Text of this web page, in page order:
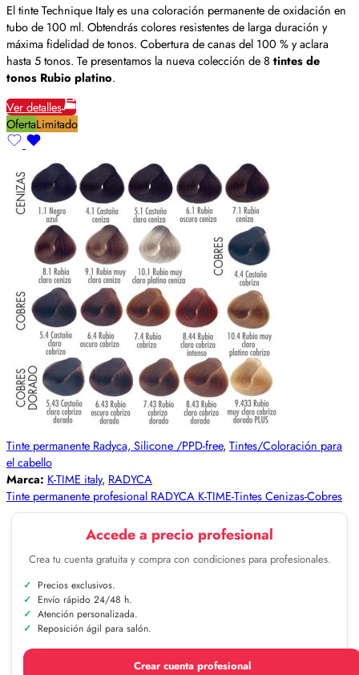
El tinte Technique Italy es una coloración permanente de oxidación en
tubo de 100 ml. Obtendrás colores resistentes de larga duración y
máxima fidelidad de tonos. Cobertura de canas del 100 % y aclara
hasta 5 tonos. Te presentamos la nueva colección de 8 tintes de
tonos Rubio platino.
Ver detalles
OfertaLimitado
Tinte permanente Radyca, Silicone /PPD-free, Tintes/Coloración para
el cabello
Marca: K-TIME italy, RADYCA
Tinte permanente profesional RADYCA K-TIME-Tintes Cenizas-Cobres
Accede a precio profesional
Crea tu cuenta gratuita y compra con condiciones para profesionales.
Precios exclusivos.
Envío rápido 24/48 h.
Atención personalizada.
Reposición ágil para salón.
Crear cuenta profesional